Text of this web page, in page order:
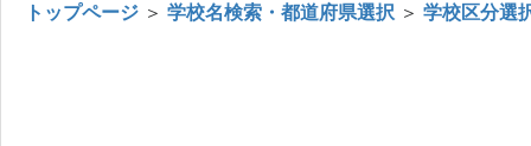
トップページ ＞ 学校名検索・都道府県選択 ＞ 学校区分選